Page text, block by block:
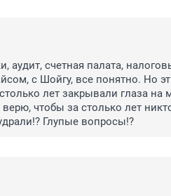
аудит, счетная палата,
с Шойгу, все понятно. Но
лет закрывали глаза на
чтобы за столько лет
Глупые вопросы!?